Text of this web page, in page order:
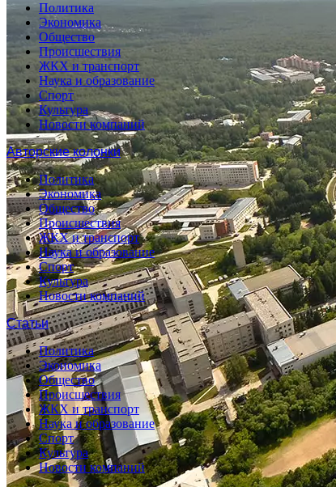
Политика
Экономика
Общество
Происшествия
ЖКХ и транспорт
Наука и образование
Спорт
Культура
Новости компаний
Авторские колонки
Политика
Экономика
Общество
Происшествия
ЖКХ и транспорт
Наука и образование
Спорт
Культура
Новости компаний
Статьи
Политика
Экономика
Общество
Происшествия
ЖКХ и транспорт
Наука и образование
Спорт
Культура
Новости компаний